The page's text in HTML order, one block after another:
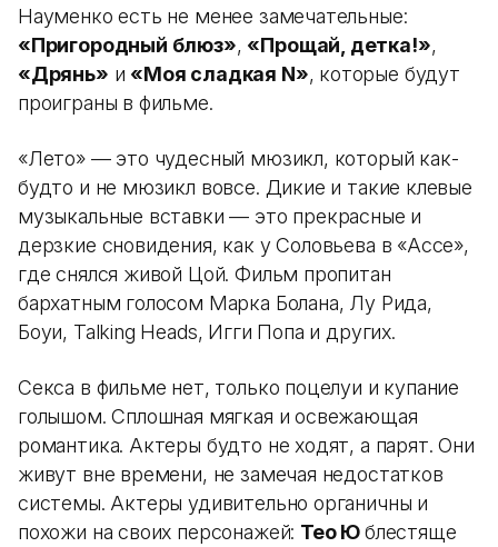
Науменко есть не менее замечательные:
«Пригородный блюз», «Прощай, детка!»,
«Дрянь» и «Моя сладкая N», которые будут
проиграны в фильме.
«Лето» — это чудесный мюзикл, который как-
будто и не мюзикл вовсе. Дикие и такие клевые
музыкальные вставки — это прекрасные и
дерзкие сновидения, как у Соловьева в «Ассе»,
где снялся живой Цой. Фильм пропитан
бархатным голосом Марка Болана, Лу Рида,
Боуи, Talking Heads, Игги Попа и других.
Секса в фильме нет, только поцелуи и купание
голышом. Сплошная мягкая и освежающая
романтика. Актеры будто не ходят, а парят. Они
живут вне времени, не замечая недостатков
системы. Актеры удивительно органичны и
похожи на своих персонажей: Тео Юблестяще